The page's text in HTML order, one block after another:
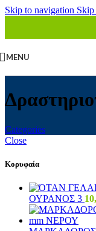
Skip to navigation Skip
MENU
Categories
Close
Κορυφαία
ΟΥΡΑΝΟΣ 3